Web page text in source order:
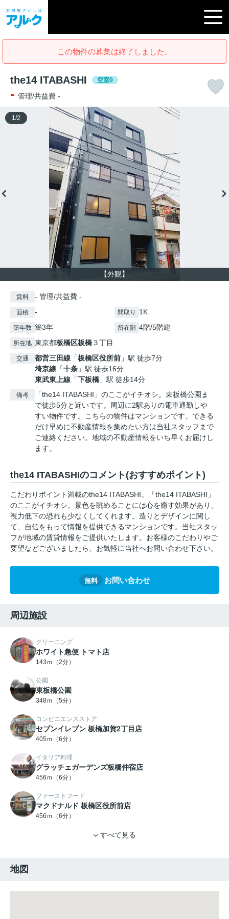
この物件の募集は終了しました。
the14 ITABASHI 空室0
- 管理/共益費 -
【外観】
1 /2
賃料 - 管理/共益費 -
面積 - 間取り 1K
築年数 築3年 所在階 4階/5階建
所在地 東京都板橋区板橋３丁目
交通 都営三田線 「板橋区役所前 」駅 徒歩7分
埼京線 「十条 」駅 徒歩16分
東武東上線 「下板橋 」駅 徒歩14分
備考
「the14 ITABASHI」のここがイチオシ。東板橋公園ま
で徒歩5分と近いです。周辺に2駅ありの電車通勤しや
すい物件です。こちらの物件はマンションです。できる
だけ早めに不動産情報を集めたい方は当社スタッフまで
ご連絡ください。地域の不動産情報をいち早くお届けし
ます。
the14 ITABASHIのコメント(おすすめポイント)
こだわりポイント満載のthe14 ITABASHI。「the14 ITABASHI」
のここがイチオシ。景色を眺めることには心を癒す効果があり、
視力低下の恐れも少なくしてくれます。造りとデザインに関し
て、自信をもって情報を提供できるマンションです。当社スタッ
フが地域の賃貸情報をご提供いたします。お客様のこだわりやご
要望などございましたら、お気軽に当社へお問い合わせ下さい。
無料 お問い合わせ
周辺施設
クリーニング
ホワイト急便 トマト店
143ｍ（2分）
公園
東板橋公園
348ｍ（5分）
コンビニエンスストア
セブンイレブン 板橋加賀2丁目店
405ｍ（6分）
イタリア料理
グラッチェガーデンズ板橋仲宿店
456ｍ（6分）
ファーストフード
マクドナルド 板橋区役所前店
456ｍ（6分）
すべて見る
地図